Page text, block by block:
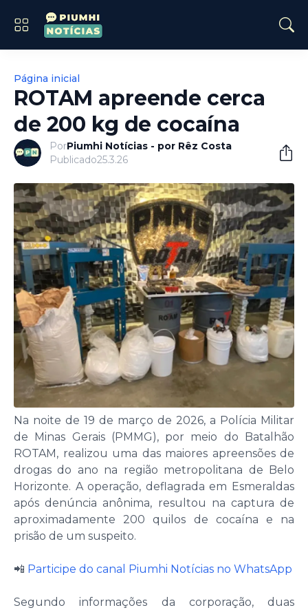
Página inicial
ROTAM apreende cerca
de 200 kg de cocaína
PorPiumhi Notícias - por Rêz Costa
Publicado25.3.26
Na noite de 19 de março de 2026, a Polícia Militar
de Minas Gerais (PMMG), por meio do Batalhão
ROTAM, realizou uma das maiores apreensões de
drogas do ano na região metropolitana de Belo
Horizonte. A operação, deflagrada em Esmeraldas
após denúncia anônima, resultou na captura de
aproximadamente 200 quilos de cocaína e na
prisão de um suspeito.
📲 Participe do canal Piumhi Notícias no WhatsApp
Segundo informações da corporação, duas